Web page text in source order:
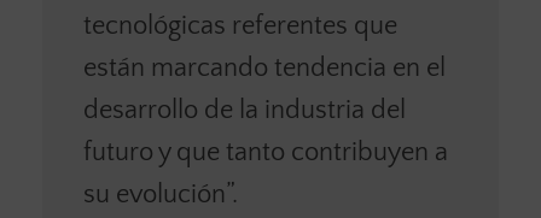
tecnológicas referentes que
están marcando tendencia en el
desarrollo de la industria del
futuro y que tanto contribuyen a
su evolución”.